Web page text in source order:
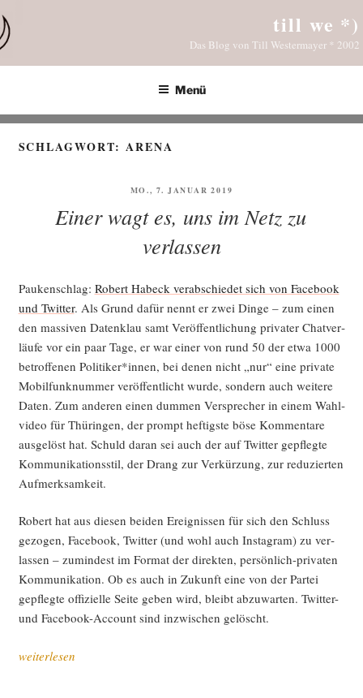
Inhalt
springen
till we *)
Das Blog von Till Westermayer * 2002
Menü
SCHLAGWORT:ARENA
VERÖFFENTLICHT
MO., 7. JANUAR 2019
Einer wagt es, uns im Netz zu
verlassen
Pau­ken­schlag: Robert Habeck ver­ab­schie­det sich von Face­book
und Twit­ter. Als Grund dafür nennt er zwei Din­ge – zum einen
den mas­si­ven Daten­klau samt Ver­öf­fent­li­chung pri­va­ter Chat­ver­
läu­fe vor ein paar Tage, er war einer von rund 50 der etwa 1000
betrof­fe­nen Politiker*innen, bei denen nicht „nur“ eine pri­va­te
Mobil­funk­num­mer ver­öf­fent­licht wur­de, son­dern auch wei­te­re
Daten. Zum ande­ren einen dum­men Ver­spre­cher in einem Wahl­
vi­deo für Thü­rin­gen, der prompt hef­tigs­te böse Kom­men­ta­re
aus­ge­löst hat. Schuld dar­an sei auch der auf Twit­ter gepfleg­te
Kom­mu­ni­ka­ti­ons­stil, der Drang zur Ver­kür­zung, zur redu­zier­ten
Aufmerksamkeit.
Robert hat aus die­sen bei­den Ereig­nis­sen für sich den Schluss
gezo­gen, Face­book, Twit­ter (und wohl auch Insta­gram) zu ver­
las­sen – zumin­dest im For­mat der direk­ten, per­sön­lich-pri­va­ten
Kom­mu­ni­ka­ti­on. Ob es auch in Zukunft eine von der Par­tei
gepfleg­te offi­zi­el­le Sei­te geben wird, bleibt abzu­war­ten. Twit­ter-
und Face­book-Account sind inzwi­schen gelöscht.
„Einer
weiterlesen